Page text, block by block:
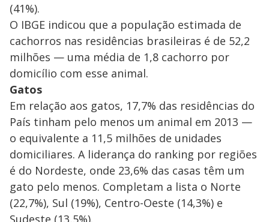
(41%).
O IBGE indicou que a população estimada de
cachorros nas residências brasileiras é de 52,2
milhões — uma média de 1,8 cachorro por
domicílio com esse animal.
Gatos
Em relação aos gatos, 17,7% das residências do
País tinham pelo menos um animal em 2013 —
o equivalente a 11,5 milhões de unidades
domiciliares. A liderança do ranking por regiões
é do Nordeste, onde 23,6% das casas têm um
gato pelo menos. Completam a lista o Norte
(22,7%), Sul (19%), Centro-Oeste (14,3%) e
Sudeste (13,5%).